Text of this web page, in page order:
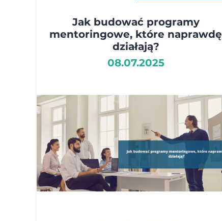
Jak budować programy
mentoringowe, które naprawdę
działają?
08.07.2025